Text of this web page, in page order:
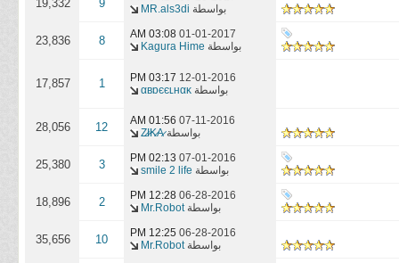
بواسطة MR.als3di
9
19,332
01-01-2017
03:08 AM
بواسطة Kagura Hime
8
23,836
12-01-2016
03:17 PM
بواسطة αвɒєєʟнαĸ
1
17,857
07-11-2016
01:56 AM
بواسطةZ̷I̷K̷A̷
12
28,056
07-01-2016
02:13 PM
بواسطة smile 2 life
3
25,380
06-28-2016
12:28 PM
بواسطةMr.Robot
2
18,896
06-28-2016
12:25 PM
بواسطةMr.Robot
10
35,656